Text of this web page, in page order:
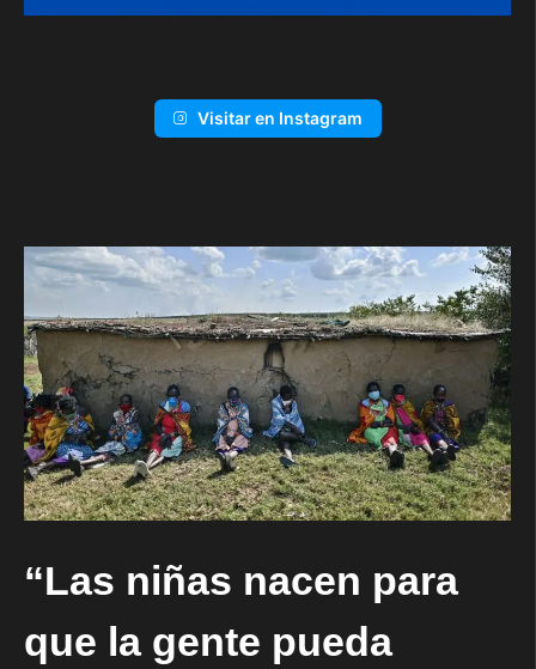
Visitar en Instagram
“Las niñas nacen para
que la gente pueda